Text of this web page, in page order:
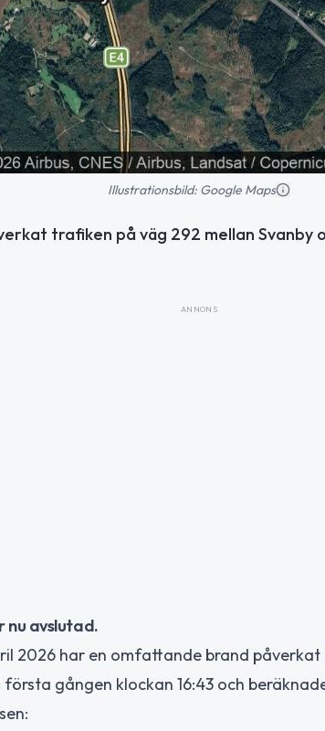
Illustrationsbild: Google Maps
trafiken på väg 292 mellan Svanby
ANNONS
nu avslutad.
2026 har en omfattande brand påverkat
gången klockan 16:43 och